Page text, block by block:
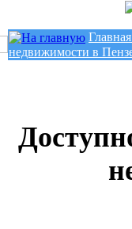
Главная
недвижимости в